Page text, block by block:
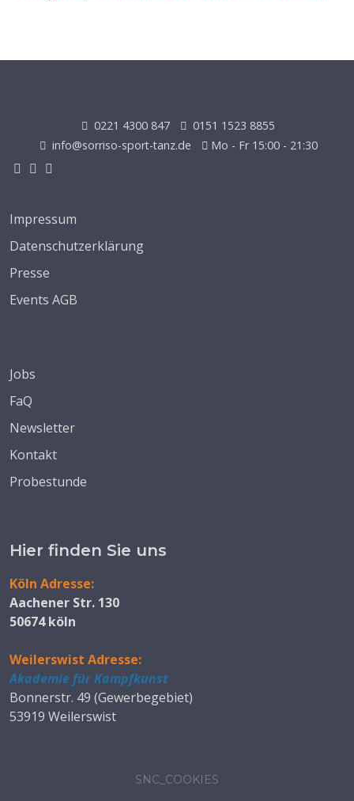
0221 4300 847
0151 1523 8855
info@sorriso-sport-tanz.de
Mo - Fr 15:00 - 21:30
Impressum
Datenschutzerklärung
Presse
Events AGB
Jobs
FaQ
Newsletter
Kontakt
Probestunde
Hier finden Sie uns
Köln Adresse:
Aachener Str. 130
50674 köln
Weilerswist Adresse:
Akademie für Kampfkunst
Bonnerstr. 49 (Gewerbegebiet)
53919 Weilerswist
SNC_COOKIES